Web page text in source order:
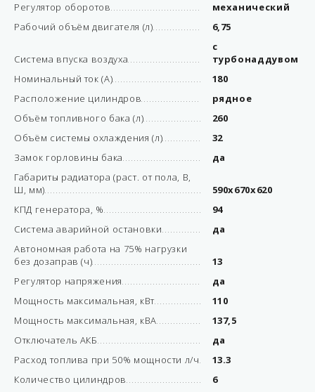
Регулятор оборотов
механический
Рабочий объём двигателя (л)
6,75
Система впуска воздуха
с
турбонаддувом
Номинальный ток (А)
180
Расположение цилиндров
рядное
Объём топливного бака (л)
260
Объём системы охлаждения (л)
32
Замок горловины бака
да
Габариты радиатора (раст. от пола, В,
Ш, мм)
590x670x620
КПД генератора, %
94
Система аварийной остановки
да
Автономная работа на 75% нагрузки
без дозаправ (ч)
13
Регулятор напряжения
да
Мощность максимальная, кВт
110
Мощность максимальная, кВА
137,5
Отключатель АКБ
да
Расход топлива при 50% мощности л/ч
13.3
Количество цилиндров
6